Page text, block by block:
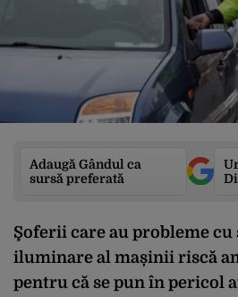
Adaugă Gândul ca
sursă preferată
Şoferii care au probleme cu
iluminare al mașinii riscă
pentru că se pun în pericol